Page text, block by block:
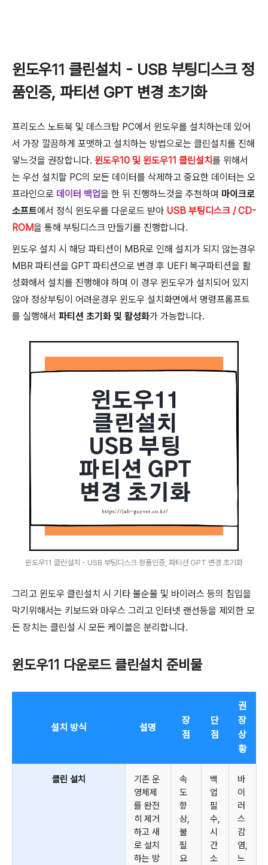
윈도우11 클린설치 - USB 부팅디스크 정
품인증, 파티션 GPT 변경 초기화
프리도스 노트북 및 데스크탑 PC에서 윈도우를 설치하는데 있어
서 가장 깔끔하게 포맷하고 설치하는 방법으로는 클린설치를 진해
앟느것을 권장합니다. 윈도우10 및 윈도우11 클린설치를 위해서
는 우선 설치할 PC의 모든 데이터를 삭제하고 중요한 데이터는 오
프라인으로 데이터 백업을 한 뒤 진행하느것을 추천하며 마이크로
소프트에서 정식 윈도우를 다운로드 받아 USB 부팅디스크 / CD-
ROM을 통해 부팅디스크 만들기를 진행합니다.
윈도우 설치 시 해당 파티션이 MBR로 인해 설치가 되지 않는경우
MBR 파티션을 GPT 파티션으로 변경 후 UEFI 복구파티션을 활
성화해서 설치를 진행해야 하며 이 경우 윈도우가 설치되어 있지
않아 정상부팅이 어려운경우 윈도우 설치화면에서 명령프롬프트
를 실행해서 파티션 초기화 및 활성화가 가능합니다.
윈도우11 클린설치 - USB 부팅디스크 정품인증, 파티션 GPT 변경 초기화
그리고 윈도우 클린설치 시 기타 불순물 및 바이러스 등의 침입을
막기위해서는 키보드와 마우스 그리고 인터넷 랜선등을 제외한 모
든 장치는 클린설 시 모든 케이블은 분리합니다.
윈도우11 다운로드 클린설치 준비물
설치 방식 설명
장
점
단
점
권
장
상
황
클린 설치
기존 운
영체제
를 완전
히 제거
하고 새
로 설치
하는 방
속
도
향
상,
불
필
요
백
업
필
수,
시
간
소
바
이
러
스
감
염,
느